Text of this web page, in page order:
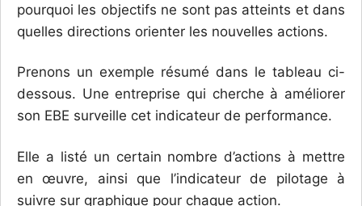
pourquoi les objectifs ne sont pas atteints et dans
quelles directions orienter les nouvelles actions.
Prenons un exemple résumé dans le tableau ci-
dessous. Une entreprise qui cherche à améliorer
son EBE surveille cet indicateur de performance.
Elle a listé un certain nombre d’actions à mettre
en œuvre, ainsi que l’indicateur de pilotage à
suivre sur graphique pour chaque action.